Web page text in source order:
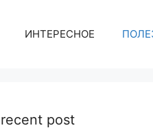
ИНТЕРЕСНОЕ
recent post